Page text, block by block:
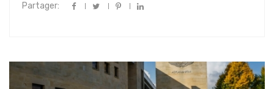
Partager: